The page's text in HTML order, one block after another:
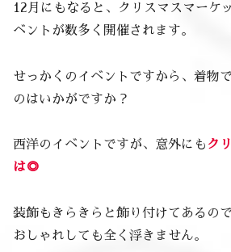
12月にもなると、クリスマスマーケ
ベントが数多く開催されます。
せっかくのイベントですから、着物
のはいかがですか？
西洋のイベントですが、意外にも ク
は◎
装飾もきらきらと飾り付けてあるの
おしゃれしても全く浮きません。